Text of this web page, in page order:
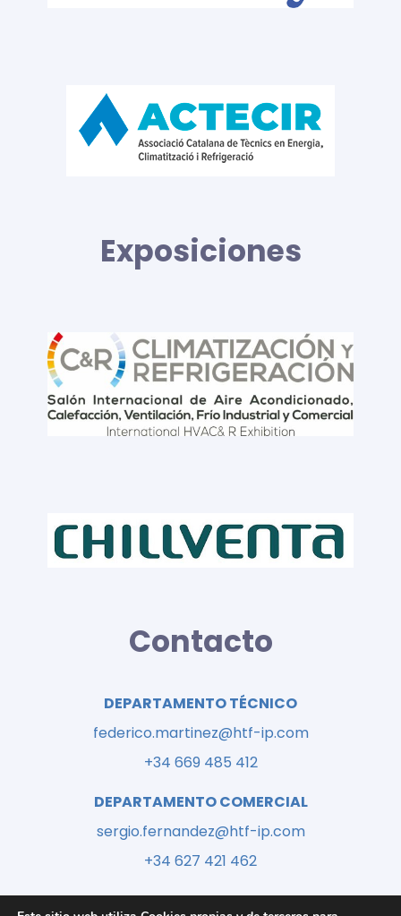
Exposiciones
Contacto
DEPARTAMENTO TÉCNICO
federico.martinez@htf-ip.com
+34 669 485 412
DEPARTAMENTO COMERCIAL
sergio.fernandez@htf-ip.com
+34 627 421 462